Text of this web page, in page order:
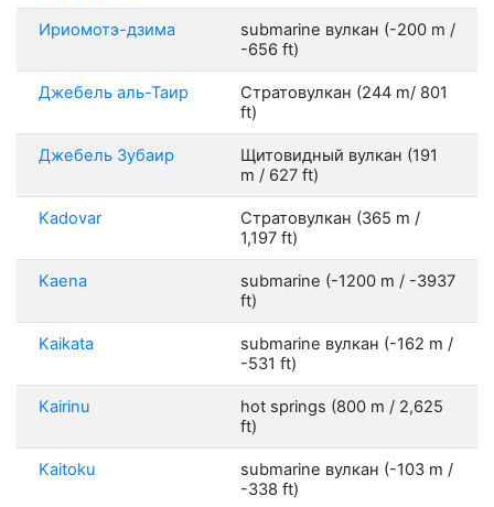
Ириомотэ-дзима
submarine вулкан (-200 m /
-656 ft)
Джебель аль-Таир
Стратовулкан (244 m/ 801
ft)
Джебель Зубаир
Щитовидный вулкан (191
m / 627 ft)
Kadovar
Стратовулкан (365 m /
1,197 ft)
Kaena
submarine (-1200 m / -3937
ft)
Kaikata
submarine вулкан (-162 m /
-531 ft)
Kairinu
hot springs (800 m / 2,625
ft)
Kaitoku
submarine вулкан (-103 m /
-338 ft)